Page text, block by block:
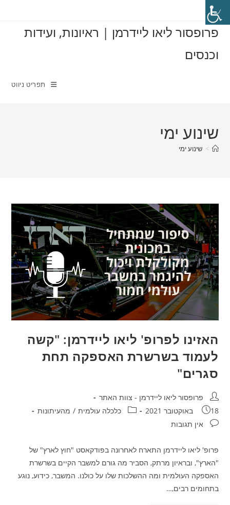
contentפרופסור ליאו ליידרמן | ראיונות, ועידות
וכנסים
תפריט ניווט
שינוע ימי
> שינוע ימי
האזינו לפרופ' ליאו ליידרמן: "קשה
לעמוד בשרשרת האספקה תחת
סגרים"
מחבר:פרופסור ליאו ליידרמן - צוות האתר
פורסם:
18 באוקטובר 2021 קטגוריה:כלכלה עולמית / מהעיתונות
תגובות:אין תגובות
פרופ' ליאו ליידרמן התארח לאחרונה בפודקאסט "חוץ לארץ" של
"הארץ", ובראיון מרתק, הסביר מה גורם למשבר הקיים בשרשרת
האספקה העולמית ומה ההשלכות שלו על כולנו. המשבר, כידוע, נוגע
בתחומים רבים,…